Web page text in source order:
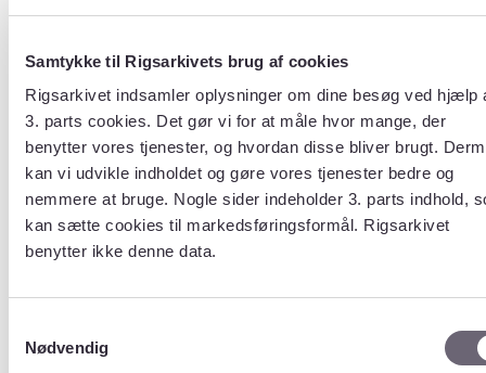
Samtykke til Rigsarkivets brug af cookies
Rigsarkivet indsamler oplysninger om dine besøg ved hjælp
3. parts cookies. Det gør vi for at måle hvor mange, der
benytter vores tjenester, og hvordan disse bliver brugt.
kan vi udvikle indholdet og gøre vores tjenester bedre og
nemmere at bruge. Nogle sider indeholder 3. parts indhold,
kan sætte cookies til markedsføringsformål. Rigsarkivet
benytter ikke denne data.
Nødvendig
MVTFVT_TAB
POLITIKREDS_TAB
POSTOMR_TAB
RETABAAR_TAB
RI_TAB
VAERNKODE_TAB
VPLKODE_TAB
ALLE_SP_BENAEGT_TAB
CAVEDT_TAB
FD_NOTAT
MODTAGER_TAB
PMKODE_TAB
SESVPLSTATUS_TAB